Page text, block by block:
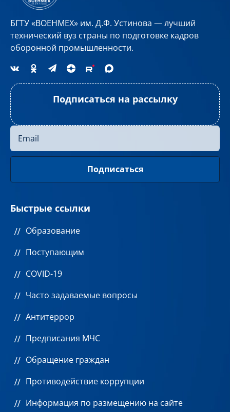
БГТУ «ВОЕНМЕХ» им. Д.Ф. Устинова — лучший
технический вуз страны по подготовке кадров
оборонной промышленности.
Подписаться на рассылку
Быстрые ссылки
Образование
Поступающим
COVID-19
Часто задаваемые вопросы
Антитеррор
Предписания МЧС
Обращение граждан
Противодействие коррупции
Информация по размещению на сайте